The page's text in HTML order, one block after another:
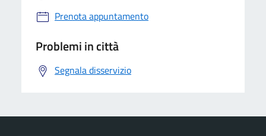
Prenota appuntamento
Problemi in città
Segnala disservizio